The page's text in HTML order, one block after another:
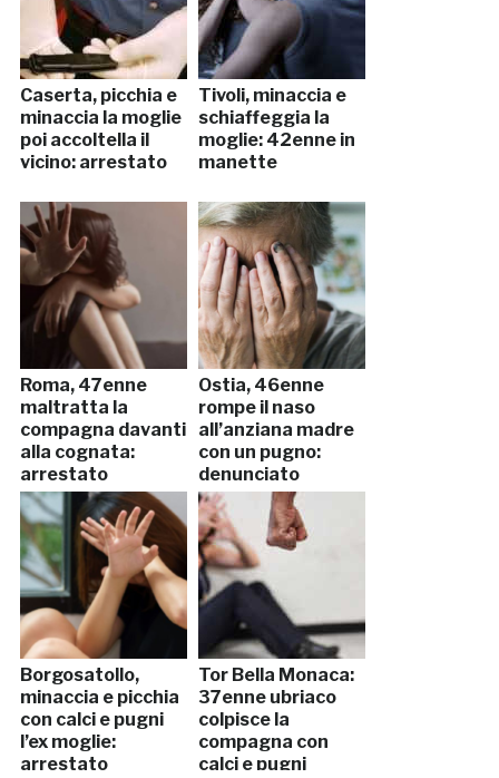
Caserta, picchia e
minaccia la moglie
poi accoltella il
vicino: arrestato
Tivoli, minaccia e
schiaffeggia la
moglie: 42enne in
manette
Roma, 47enne
maltratta la
compagna davanti
alla cognata:
arrestato
Ostia, 46enne
rompe il naso
all’anziana madre
con un pugno:
denunciato
Borgosatollo,
minaccia e picchia
con calci e pugni
l’ex moglie:
arrestato
Tor Bella Monaca:
37enne ubriaco
colpisce la
compagna con
calci e pugni